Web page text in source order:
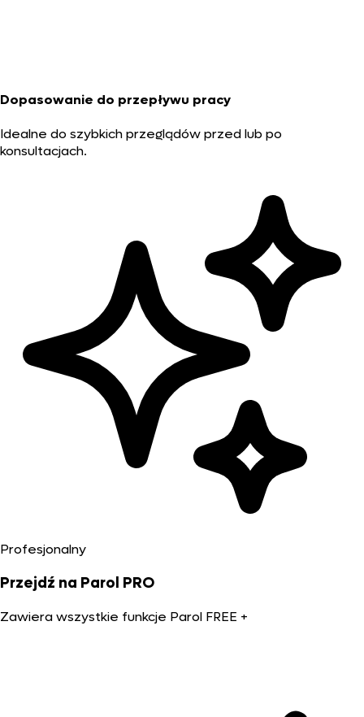
Dopasowanie do przepływu pracy
Idealne do szybkich przeglądów przed lub po
konsultacjach.
Profesjonalny
Przejdź na Parol PRO
Zawiera wszystkie funkcje Parol FREE +